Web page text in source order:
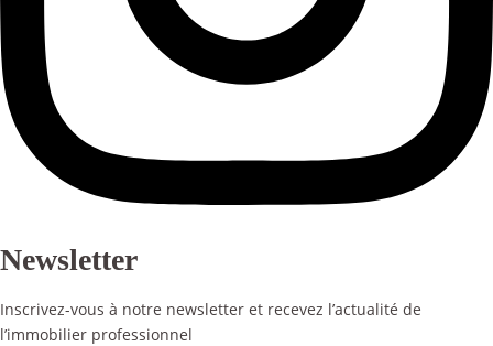
Newsletter
Inscrivez-vous à notre newsletter et recevez l’actualité de
l’immobilier professionnel